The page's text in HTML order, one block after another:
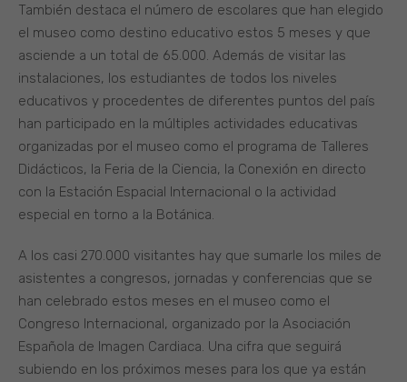
También destaca el número de escolares que han elegido
el museo como destino educativo estos 5 meses y que
asciende a un total de 65.000. Además de visitar las
instalaciones, los estudiantes de todos los niveles
educativos y procedentes de diferentes puntos del país
han participado en la múltiples actividades educativas
organizadas por el museo como el programa de Talleres
Didácticos, la Feria de la Ciencia, la Conexión en directo
con la Estación Espacial Internacional o la actividad
especial en torno a la Botánica.
A los casi 270.000 visitantes hay que sumarle los miles de
asistentes a congresos, jornadas y conferencias que se
han celebrado estos meses en el museo como el
Congreso Internacional, organizado por la Asociación
Española de Imagen Cardiaca. Una cifra que seguirá
subiendo en los próximos meses para los que ya están